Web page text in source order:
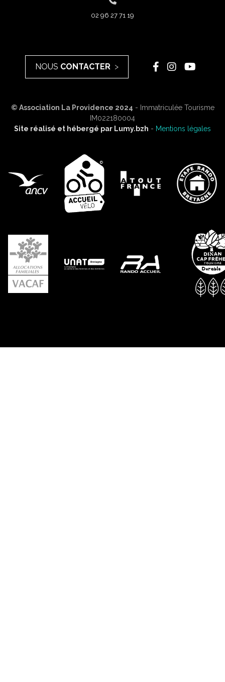
02 96 27 71 19
NOUS CONTACTER
© Association La Providence 2024 - Immatriculée Tourisme
IM022180004
Site réalisé et hébergé par Lumy.bzh - Mentions légales